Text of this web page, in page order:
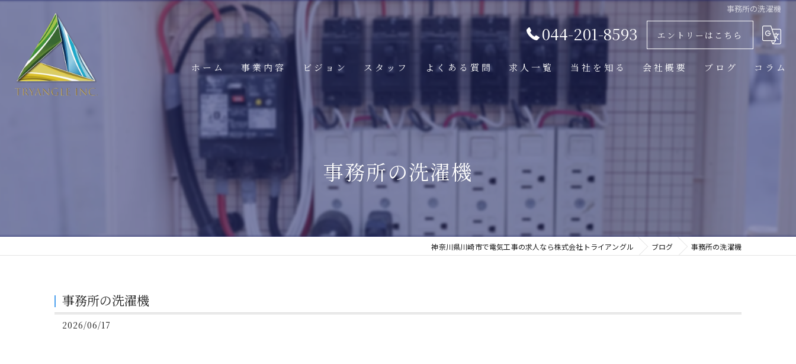
事務所の洗濯機
044-201-8593 エントリーはこちら
ホーム 事業内容 ビジョン スタッフ よくある質問 求人一覧 当社を知る
働きやすい
照明器具交換
マンション工事
テナント工事
会社概要 ブログ コラム
事務所の洗濯機
神奈川県川崎市で電気工事の求人なら株式会社トライアングル ブログ 事務所の洗濯機
事務所の洗濯機
2026/06/17